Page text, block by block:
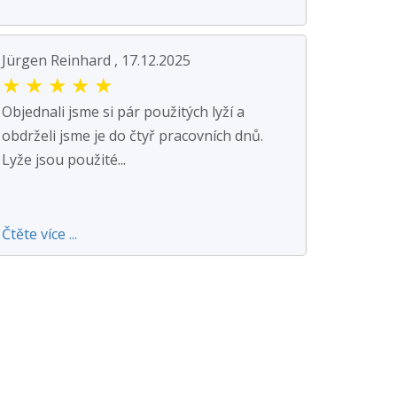
Jürgen Reinhard , 17.12.2025
★ ★ ★ ★ ★
Objednali jsme si pár použitých lyží a
obdrželi jsme je do čtyř pracovních dnů.
Lyže jsou použité...
Čtěte více ...